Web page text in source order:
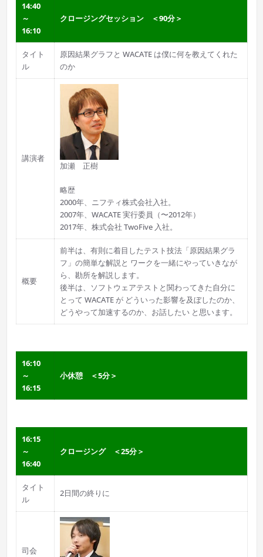
14:40
～
16:10
クロージングセッション ＜90分＞
タイト
ル
原因結果グラフと WACATE は僕に何を教えてくれた
のか
講演者
加瀬 正樹
略歴
2000年、ニフティ株式会社入社。
2007年、WACATE 実行委員（〜2012年）
2017年、株式会社 TwoFive 入社。
概要
前半は、有則に着目したテスト技法「原因結果グラ
フ」の簡単な解説と ワークを一緒にやっていきなが
ら、勘所を解説します。
後半は、ソフトウェアテストと関わってきた自分に
とって WACATE が どういった影響を及ぼしたのか、
どうやって加速するのか、お話したい と思います。
16:10
～
16:15
小休憩 ＜5分＞
16:15
～
16:40
クロージング ＜25分＞
タイト
ル
2日間の終りに
司会